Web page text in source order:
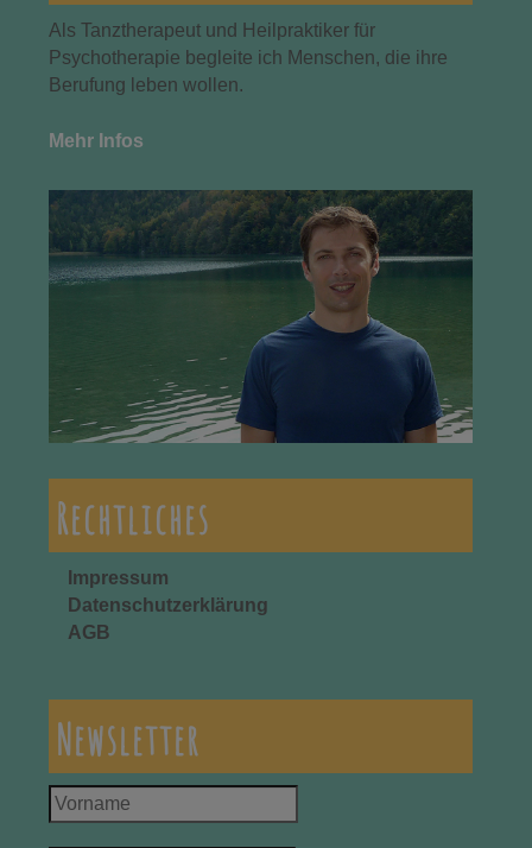
Als Tanztherapeut und Heilpraktiker für
Psychotherapie begleite ich Menschen, die ihre
Berufung leben wollen.
Mehr Infos
Rechtliches
Impressum
Datenschutzerklärung
AGB
Newsletter
Vorname